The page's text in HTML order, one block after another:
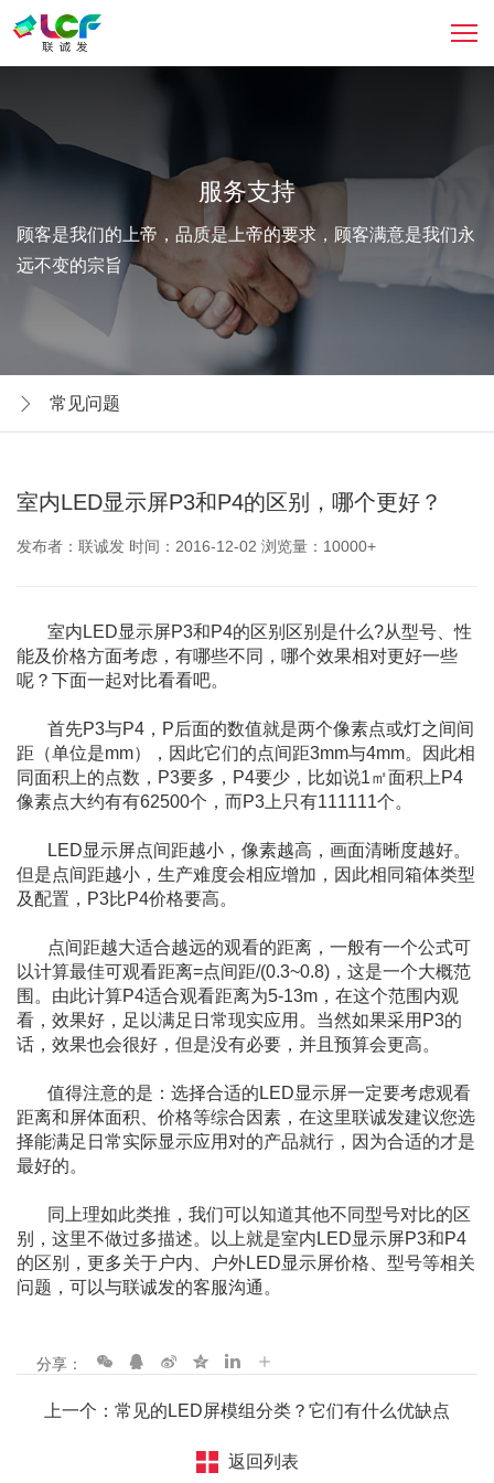
服务支持
顾客是我们的上帝，品质是上帝的要求，顾客满意是我们永
远不变的宗旨
常见问题
室内LED显示屏P3和P4的区别，哪个更好？
发布者：联诚发 时间：2016-12-02 浏览量：10000+
室内LED显示屏P3和P4的区别区别是什么?从型号、性
能及价格方面考虑，有哪些不同，哪个效果相对更好一些
呢？下面一起对比看看吧。
首先P3与P4，P后面的数值就是两个像素点或灯之间间
距（单位是mm），因此它们的点间距3mm与4mm。因此相
同面积上的点数，P3要多，P4要少，比如说1㎡面积上P4
像素点大约有有62500个，而P3上只有111111个。
LED显示屏点间距越小，像素越高，画面清晰度越好。
但是点间距越小，生产难度会相应增加，因此相同箱体类型
及配置，P3比P4价格要高。
点间距越大适合越远的观看的距离，一般有一个公式可
以计算最佳可观看距离=点间距/(0.3~0.8)，这是一个大概范
围。由此计算P4适合观看距离为5-13m，在这个范围内观
看，效果好，足以满足日常现实应用。当然如果采用P3的
话，效果也会很好，但是没有必要，并且预算会更高。
值得注意的是：选择合适的LED显示屏一定要考虑观看
距离和屏体面积、价格等综合因素，在这里联诚发建议您选
择能满足日常实际显示应用对的产品就行，因为合适的才是
最好的。
同上理如此类推，我们可以知道其他不同型号对比的区
别，这里不做过多描述。以上就是室内LED显示屏P3和P4
的区别，更多关于户内、户外LED显示屏价格、型号等相关
问题，可以与联诚发的客服沟通。
分享：
上一个：常见的LED屏模组分类？它们有什么优缺点
返回列表